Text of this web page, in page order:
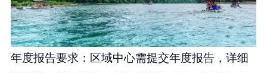
年度报告要求：区域中心需提交年度报告，详细